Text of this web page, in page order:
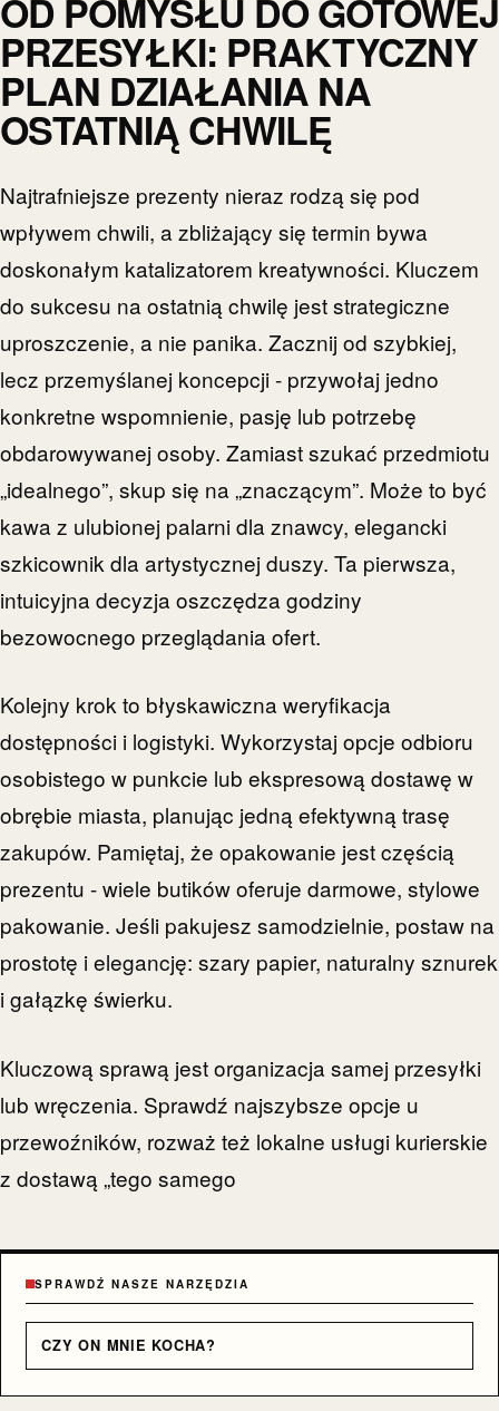
OD POMYSŁU DO GOTOWEJ
PRZESYŁKI: PRAKTYCZNY
PLAN DZIAŁANIA NA
OSTATNIĄ CHWILĘ
Najtrafniejsze prezenty nieraz rodzą się pod
wpływem chwili, a zbliżający się termin bywa
doskonałym katalizatorem kreatywności. Kluczem
do sukcesu na ostatnią chwilę jest strategiczne
uproszczenie, a nie panika. Zacznij od szybkiej,
lecz przemyślanej koncepcji - przywołaj jedno
konkretne wspomnienie, pasję lub potrzebę
obdarowywanej osoby. Zamiast szukać przedmiotu
„idealnego”, skup się na „znaczącym”. Może to być
kawa z ulubionej palarni dla znawcy, elegancki
szkicownik dla artystycznej duszy. Ta pierwsza,
intuicyjna decyzja oszczędza godziny
bezowocnego przeglądania ofert.
Kolejny krok to błyskawiczna weryfikacja
dostępności i logistyki. Wykorzystaj opcje odbioru
osobistego w punkcie lub ekspresową dostawę w
obrębie miasta, planując jedną efektywną trasę
zakupów. Pamiętaj, że opakowanie jest częścią
prezentu - wiele butików oferuje darmowe, stylowe
pakowanie. Jeśli pakujesz samodzielnie, postaw na
prostotę i elegancję: szary papier, naturalny sznurek
i gałązkę świerku.
Kluczową sprawą jest organizacja samej przesyłki
lub wręczenia. Sprawdź najszybsze opcje u
przewoźników, rozważ też lokalne usługi kurierskie
z dostawą „tego samego
SPRAWDŹ NASZE NARZĘDZIA
CZY ON MNIE KOCHA?